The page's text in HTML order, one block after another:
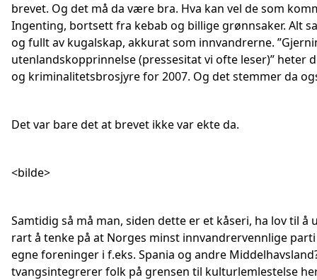
brevet. Og det må da være bra. Hva kan vel de som
Ingenting, bortsett fra kebab og billige grønnsaker. Alt
og fullt av kugalskap, akkurat som innvandrerne.
utenlandskopprinnelse (pressesitat vi ofte leser)” heter
og kriminalitetsbrosjyre for 2007. Og det stemmer da
Det var bare det at brevet ikke var ekte da.
<bilde>
Samtidig så må man, siden dette er et kåseri, ha lov til å
rart å tenke på at Norges minst innvandrervennlige
egne foreninger i f.eks. Spania og andre
tvangsintegrerer folk på grensen til kulturlemlestelse